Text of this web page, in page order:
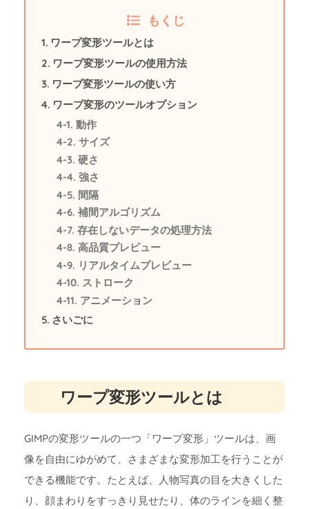
もくじ
ワープ変形ツールとは
ワープ変形ツールの使用方法
ワープ変形ツールの使い方
ワープ変形のツールオプション
動作
サイズ
硬さ
強さ
間隔
補間アルゴリズム
存在しないデータの処理方法
高品質プレビュー
リアルタイムプレビュー
ストローク
アニメーション
さいごに
ワープ変形ツールとは
GIMPの変形ツールの一つ「ワープ変形」ツールは、画
像を自由にゆがめて、さまざまな変形加工を行うことが
できる機能です。たとえば、人物写真の目を大きくした
り、顔まわりをすっきり見せたり、体のラインを細く整